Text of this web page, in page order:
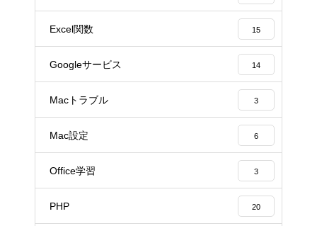
Excel関数 15
Googleサービス 14
Macトラブル 3
Mac設定 6
Office学習 3
PHP 20